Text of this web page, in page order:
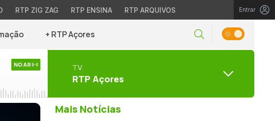
RTP ZIG ZAG RTP ENSINA RTP ARQUIVOS Entrar
+ RTP Açores
NO AR TV
RTP Açores
Mais Notícias